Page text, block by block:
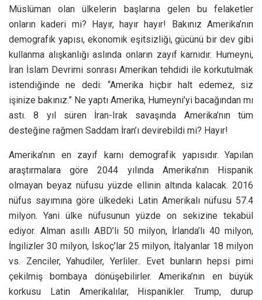
Müslüman olan ülkelerin başlarına gelen bu felaketler
onların kaderi mi? Hayır, hayır hayır! Bakınız Amerika’nın
demografik yapısı, ekonomik eşitsizliği, gücünü bir dev gibi
kullanma alışkanlığı aslında onların zayıf karnıdır. Humeyni,
İran İslam Devrimi sonrası Amerikan tehdidi ile korkutulmak
istendiğinde ne dedi: “Amerika hiçbir halt edemez, siz
işinize bakınız.” Ne yaptı Amerika, Humeyni’yi bacağından mı
astı. 8 yıl süren İran-Irak savaşında Amerika’nın tüm
desteğine rağmen Saddam İran’ı devirebildi mi? Hayır!
Amerika’nın en zayıf karnı demografik yapısıdır. Yapılan
araştırmalara göre 2044 yılında Amerika’nın Hispanik
olmayan beyaz nüfusu yüzde ellinin altında kalacak. 2016
nüfus sayımına göre ülkedeki Latin Amerikalı nüfusu 57.4
milyon. Yani ülke nüfusunun yüzde on sekizine tekabül
ediyor. Alman asıllı ABD’li 50 milyon, İrlanda’lı 40 milyon,
İngilizler 30 milyon, İskoç’lar 25 milyon, İtalyanlar 18 milyon
vs. Zenciler, Yahudiler, Yerliler.. Evet bunların hepsi pimi
çekilmiş bombaya dönüşebilirler. Amerika’nın en büyük
korkusu Latin Amerikalılar, Hispanikler. Trump, durup